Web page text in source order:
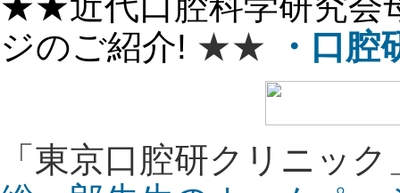
ジのご紹介! ★★ ・口
「東京口腔研クリニッ